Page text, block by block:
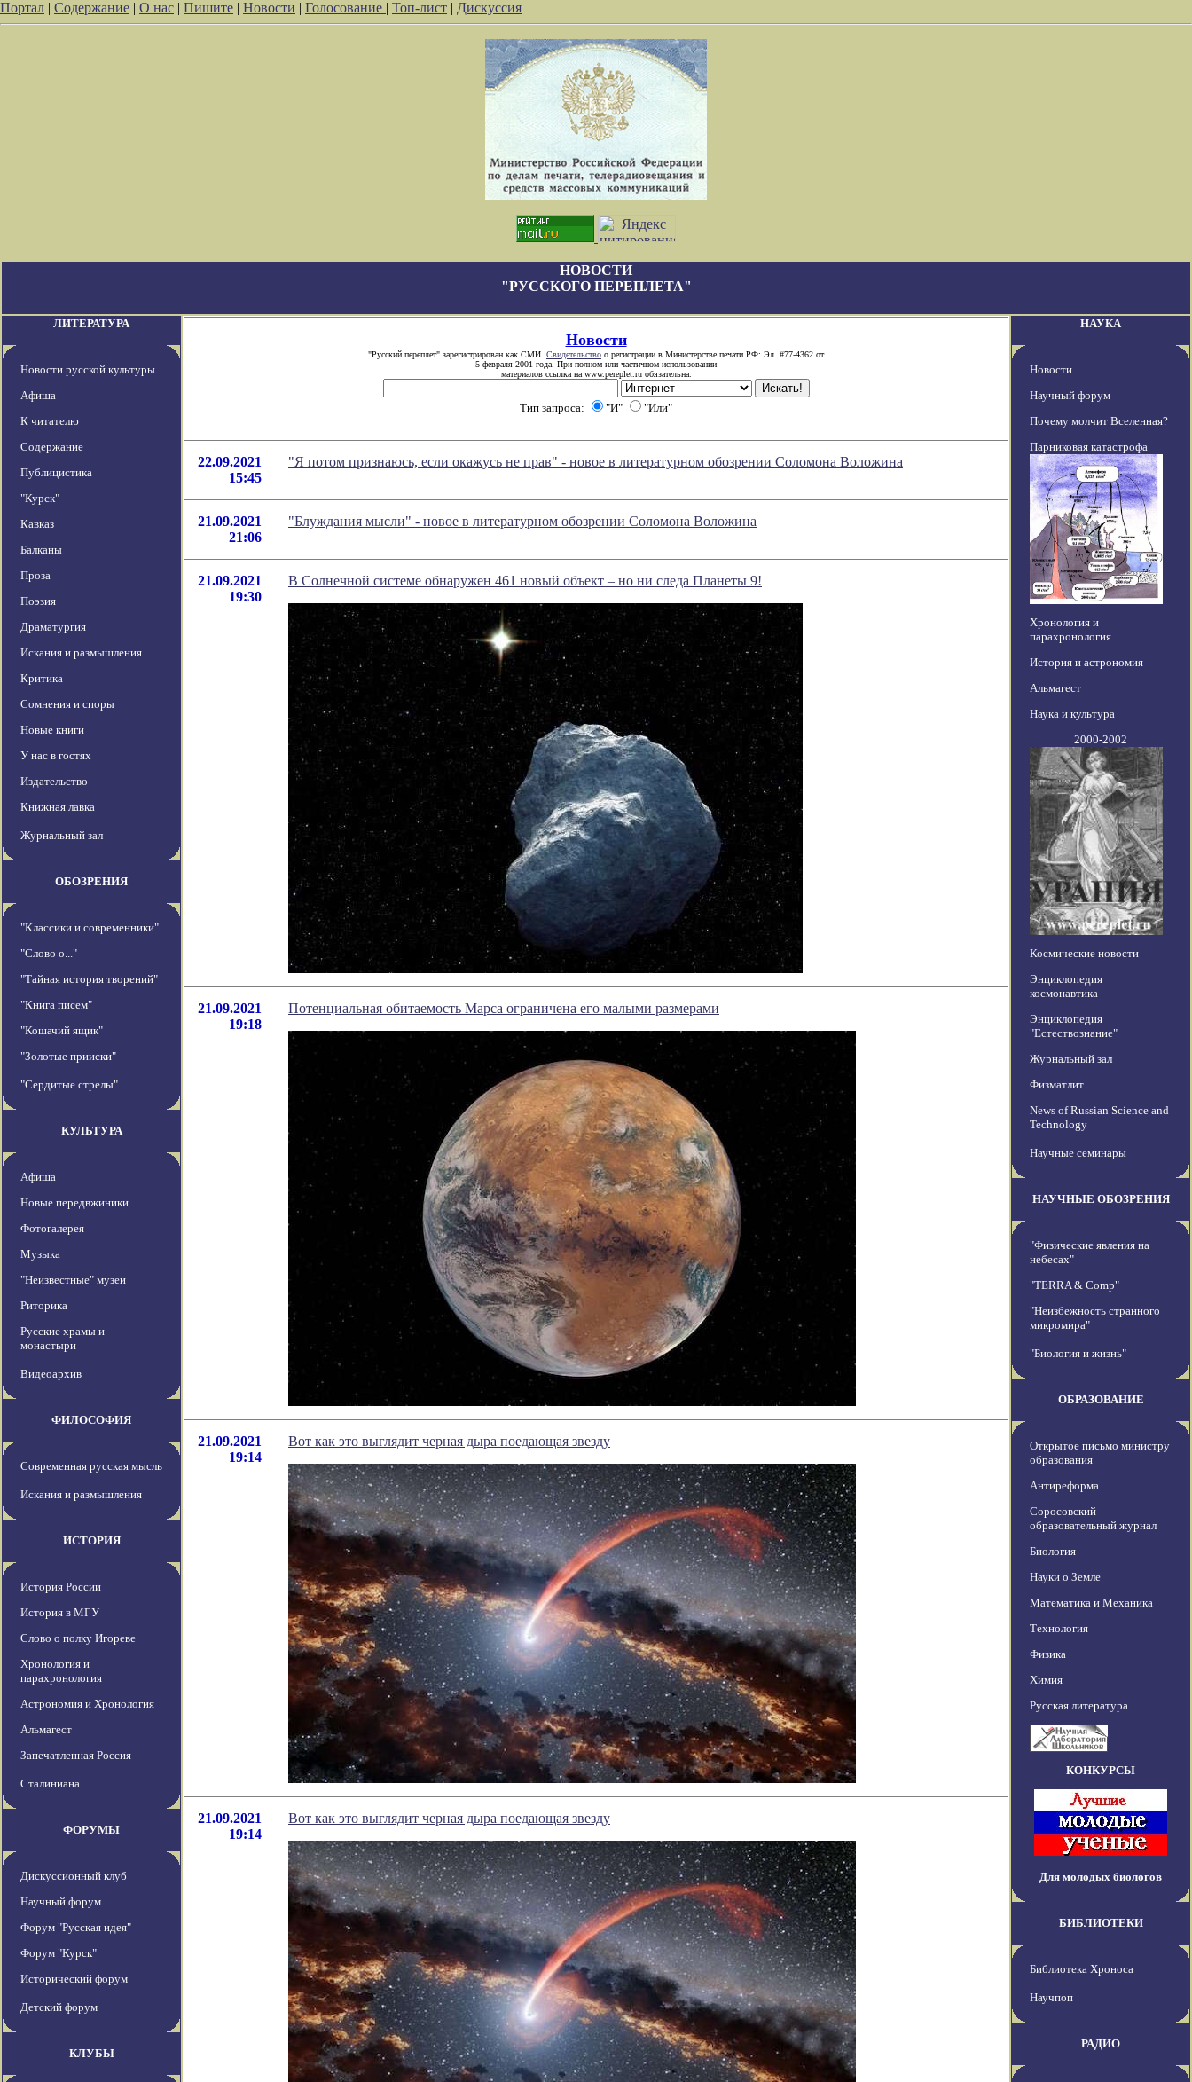
Портал | Содержание | О нас | Пишите | Новости | Голосование | Топ-лист | Дискуссия
НОВОСТИ
"РУССКОГО ПЕРЕПЛЕТА"
ЛИТЕРАТУРА
Новости русской культуры
Афиша
К читателю
Содержание
Публицистика
"Курск"
Кавказ
Балканы
Проза
Поэзия
Драматургия
Искания и размышления
Критика
Сомнения и споры
Новые книги
У нас в гостях
Издательство
Книжная лавка
Журнальный зал
ОБОЗРЕНИЯ
"Классики и современники"
"Слово о..."
"Тайная история творений"
"Книга писем"
"Кошачий ящик"
"Золотые прииски"
"Сердитые стрелы"
КУЛЬТУРА
Афиша
Новые передвжиники
Фотогалерея
Музыка
"Неизвестные" музеи
Риторика
Русские храмы и
монастыри
Видеоархив
ФИЛОСОФИЯ
Современная русская мысль
Искания и размышления
ИСТОРИЯ
История России
История в МГУ
Слово о полку Игореве
Хронология и
парахронология
Астрономия и Хронология
Альмагест
Запечатленная Россия
Сталиниана
ФОРУМЫ
Дискуссионный клуб
Научный форум
Форум "Русская идея"
Форум "Курск"
Исторический форум
Детский форум
КЛУБЫ
Новости
"Русский переплет" зарегистрирован как СМИ. Свидетельство о регистрации в Министерстве печати РФ: Эл. #77-4362 от
5 февраля 2001 года. При полном или частичном использовании
материалов ссылка на www.pereplet.ru обязательна.
Тип запроса: "И" "Или"
22.09.2021
15:45
"Я потом признаюсь, если окажусь не прав" - новое в литературном обозрении Соломона Воложина
21.09.2021
21:06
"Блуждания мысли" - новое в литературном обозрении Соломона Воложина
21.09.2021
19:30
В Солнечной системе обнаружен 461 новый объект – но ни следа Планеты 9!
21.09.2021
19:18
Потенциальная обитаемость Марса ограничена его малыми размерами
21.09.2021
19:14
Вот как это выглядит черная дыра поедающая звезду
21.09.2021
19:14
Вот как это выглядит черная дыра поедающая звезду
НАУКА
Новости
Научный форум
Почему молчит Вселенная?
Парниковая катастрофа
Хронология и
парахронология
История и астрономия
Альмагест
Наука и культура
2000-2002
Космические новости
Энциклопедия
космонавтика
Энциклопедия
"Естествознание"
Журнальный зал
Физматлит
News of Russian Science and
Technology
Научные семинары
НАУЧНЫЕ ОБОЗРЕНИЯ
"Физические явления на
небесах"
"TERRA & Comp"
"Неизбежность странного
микромира"
"Биология и жизнь"
ОБРАЗОВАНИЕ
Открытое письмо министру
образования
Антиреформа
Соросовский
образовательный журнал
Биология
Науки о Земле
Математика и Механика
Технология
Физика
Химия
Русская литература
КОНКУРСЫ
Для молодых биологов
БИБЛИОТЕКИ
Библиотека Хроноса
Научпоп
РАДИО